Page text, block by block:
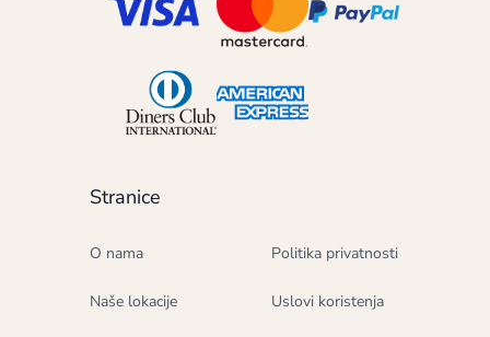
Stranice
O nama
Naše lokacije
Politika privatnosti
Uslovi koristenja